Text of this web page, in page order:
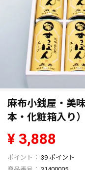
麻布小銭屋・美
本・化粧箱入り）
¥ 3,888
39 ポイント